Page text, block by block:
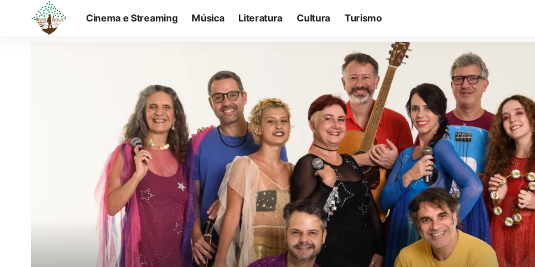
Cinema e Streaming Música Literatura Cultura Turismo